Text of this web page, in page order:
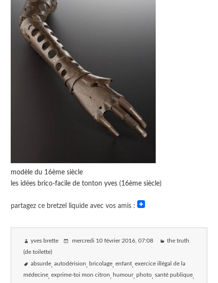
modèle du 16ème siècle
les idées brico-facile de tonton yves (16ème siècle)
partagez ce bretzel liquide avec vos amis :
yves brette mercredi 10 février 2016, 07:08 the truth
(de toilette)
absurde autodérision bricolage enfant exercice illégal de la
médecine exprime-toi mon citron humour photo santé publique